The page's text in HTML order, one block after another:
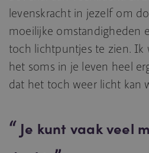
levenskracht in jezelf om
moeilijke omstandigheden
toch lichtpuntjes te zien. Ik
het soms in je leven heel
dat het toch weer licht kan
Je kunt vaak veel